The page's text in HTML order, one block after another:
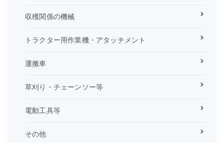
収穫関係の機械
トラクター用作業機・アタッチメント
運搬車
草刈り・チェーンソー等
電動工具等
その他